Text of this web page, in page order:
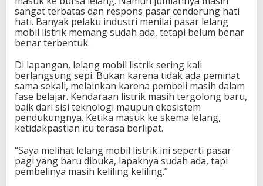
s
a
r
B
u
m
T
e
r
b
e
t
u
k
sangat terbatas dan respons pasar cenderung hati
hati. Banyak pelaku industri menilai pasar lelang
mobil listrik memang sudah ada, tetapi belum benar
benar terbentuk.
Di lapangan, lelang mobil listrik sering kali
berlangsung sepi. Bukan karena tidak ada peminat
sama sekali, melainkan karena pembeli masih dalam
fase belajar. Kendaraan listrik masih tergolong baru,
baik dari sisi teknologi maupun ekosistem
pendukungnya. Ketika masuk ke skema lelang,
ketidakpastian itu terasa berlipat.
“Saya melihat lelang mobil listrik ini seperti pasar
pagi yang baru dibuka, lapaknya sudah ada, tapi
pembelinya masih keliling keliling.”